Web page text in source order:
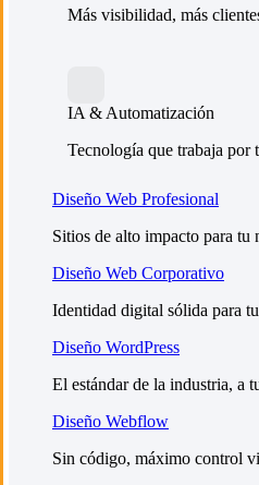
Más visibilidad, más
IA & Automatización
Tecnología que trabaja por
Diseño Web Profesional
Sitios de alto impacto para tu
Diseño Web Corporativo
Identidad digital sólida para
Diseño WordPress
El estándar de la industria, a
Diseño Webflow
Sin código, máximo control